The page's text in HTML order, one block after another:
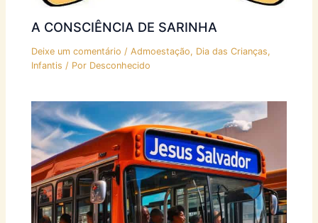
A CONSCIÊNCIA DE SARINHA
Deixe um comentário /Admoestação, Dia das Crianças,
Infantis / Por Desconhecido